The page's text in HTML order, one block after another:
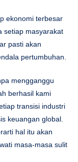
ekonomi terbesar
setiap masyarakat
pasti akan
pertumbuhan.
mengganggu
berhasil kami
transisi industri
keuangan global.
hal itu akan
masa-masa sulit